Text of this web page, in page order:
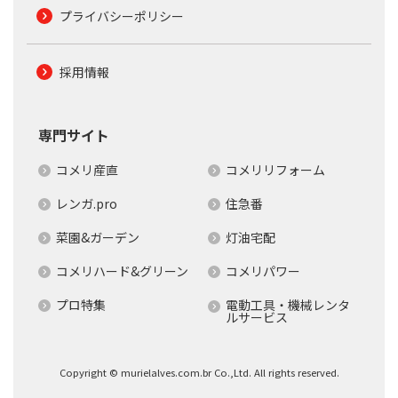
プライバシーポリシー
採用情報
専門サイト
コメリ産直
コメリリフォーム
レンガ.pro
住急番
菜園&ガーデン
灯油宅配
コメリハード&グリーン
コメリパワー
プロ特集
電動工具・機械レンタ
ルサービス
Copyright © murielalves.com.br Co.,Ltd. All rights reserved.